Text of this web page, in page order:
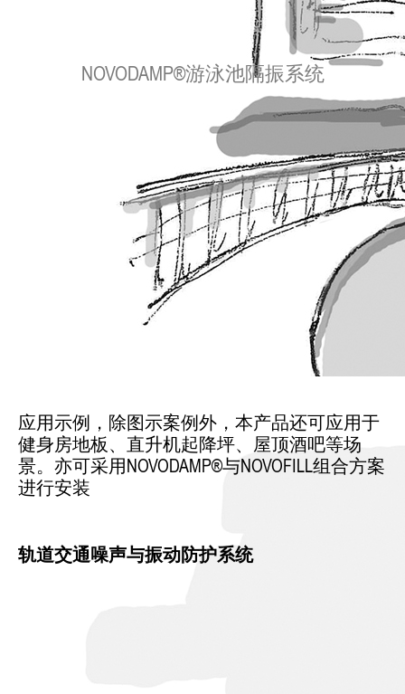
NOVODAMP®游泳池隔振系统
应用示例，除图示案例外，本产品还可应用于
健身房地板、直升机起降坪、屋顶酒吧等场
景。亦可采用NOVODAMP®与NOVOFILL组合方案
进行安装
轨道交通噪声与振动防护系统